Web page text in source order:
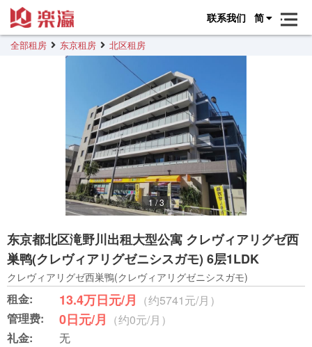
联系我们 简
全部租房 东京租房 北区租房
1/3
东京都北区滝野川出租大型公寓 クレヴィアリグゼ西
巣鸭(クレヴィアリグゼニシスガモ) 6层1LDK
クレヴィアリグゼ西巣鴨(クレヴィアリグゼニシスガモ)
租金: 13.4万日元/月 （约5741元/月）
管理费:
0日元/月 （约0元/月）
礼金:
无